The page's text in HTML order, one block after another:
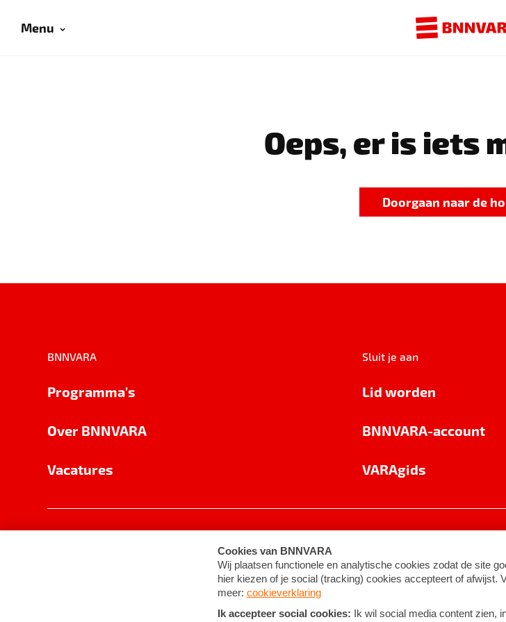
Menu
Oeps, er is iets
Doorgaan naar de
BNNVARA
Programma's
Over BNNVARA
Vacatures
Sluit je aan
Lid worden
BNNVARA-account
VARAgids
Cookie-instellingen Algemene voorwaarden ©2026BNNVARA